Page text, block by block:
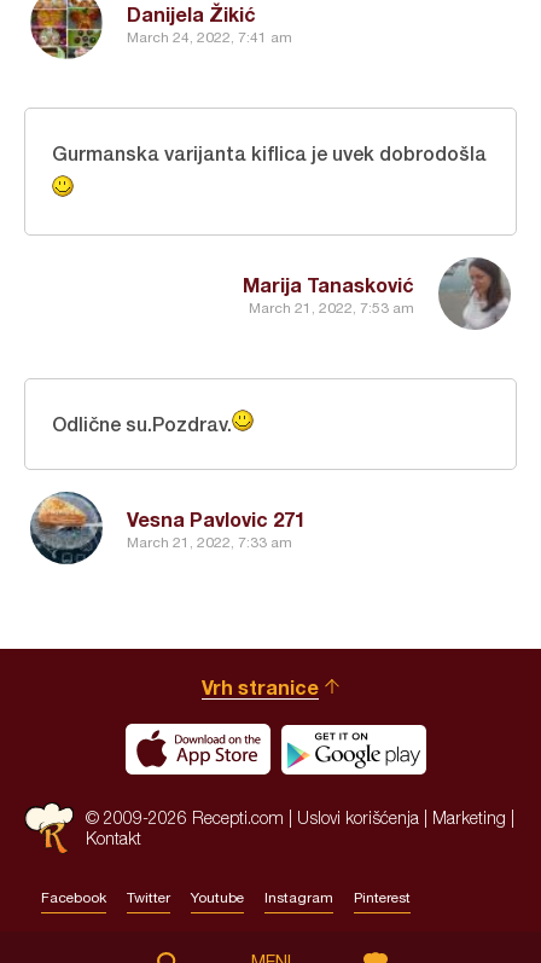
Danijela Žikić
March 24, 2022, 7:41 am
Marija Tanasković
March 21, 2022, 7:53 am
Gurmanska varijanta kiflica je uvek dobrodošla
Vesna Pavlovic 271
March 21, 2022, 7:33 am
Odlične su.Pozdrav.
Vrh stranice
© 2009-2026 Recepti.com | Uslovi korišćenja Marketing
Kontakt
Facebook Twitter Youtube Instagram Pinterest